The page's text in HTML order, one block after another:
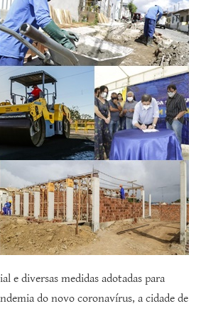
e diversas medidas adotadas para
do novo coronavírus, a cidade de